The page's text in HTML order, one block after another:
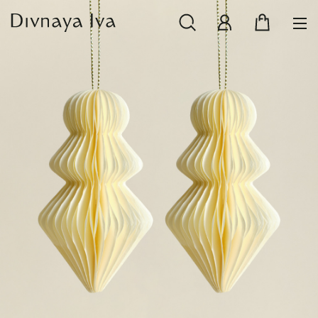
СМОТРЕТЬ ВСЕ
РАСПРОДАЖА
ПОСУДА И СЕРВИРОВКА
ТЕКСТИЛЬ ДЛЯ ДОМА
ДЕКОР ДЛЯ ДОМА
МЕБЕЛЬ
КОЛЛЕКЦИИ ПОСТЕЛЬНОГО БЕЛЬЯ
КОЛЛЕКЦИЯ ИЗ МАССИВА ДУБА